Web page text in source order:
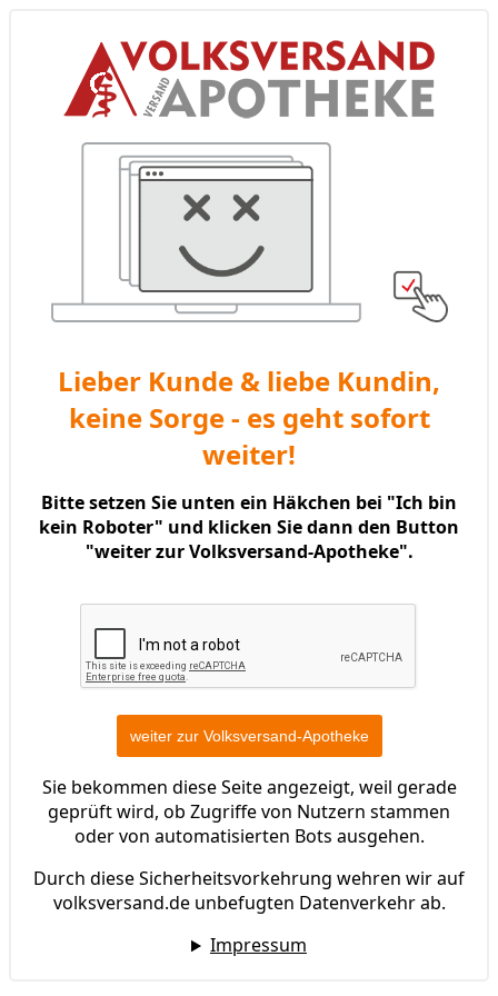
Lieber Kunde & liebe Kundin,
keine Sorge - es geht sofort
weiter!
Bitte setzen Sie unten ein Häkchen bei "Ich bin
kein Roboter" und klicken Sie dann den Button
"weiter zur Volksversand-Apotheke".
Sie bekommen diese Seite angezeigt, weil gerade
geprüft wird, ob Zugriffe von Nutzern stammen
oder von automatisierten Bots ausgehen.
Durch diese Sicherheitsvorkehrung wehren wir auf
volksversand.de unbefugten Datenverkehr ab.
Impressum